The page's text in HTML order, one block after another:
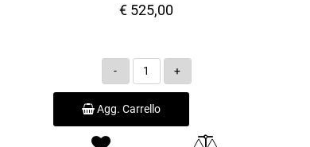
€ 525,00
Quantità
Agg. Carrello